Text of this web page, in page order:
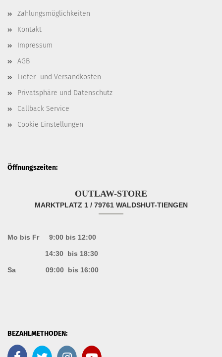
Zahlungsmöglichkeiten
Kontakt
Impressum
AGB
Liefer- und Versandkosten
Privatsphäre und Datenschutz
Callback Service
Cookie Einstellungen
Öffnungszeiten:
OUTLAW-STORE
MARKTPLATZ 1 / 79761 WALDSHUT-TIENGEN
Mo bis Fr 9:00 bis 12:00
14:30 bis 18:30
Sa 09:00 bis 16:00
BEZAHLMETHODEN: